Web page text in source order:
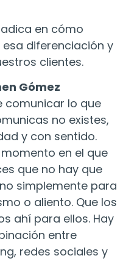
en cómo
diferenciación y
clientes.
Gómez
comunicar lo que
no existes,
y con sentido.
en el que
que no hay que
simplemente para
o aliento. Que los
ahí para ellos. Hay
entre
redes sociales y